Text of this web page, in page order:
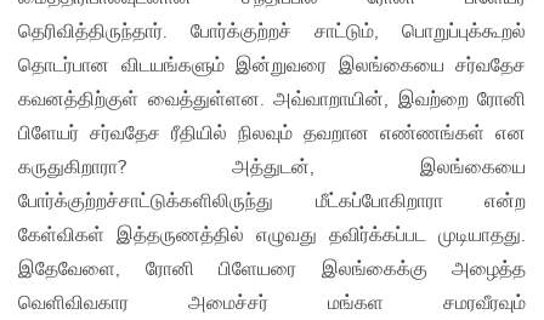
தெரிவித்திருந்தார். போர்க்குற்றச் சாட்டும், பொறுப்புக்கூறல்
தொடர்பான விடயங்களும் இன்றுவரை இலங்கையை சர்வதேச
கவனத்திற்குள் வைத்துள்ளன. அவ்வாறாயின், இவற்றை ரோனி
பிளேயர் சர்வதேச ரீதியில் நிலவும் தவறான எண்ணங்கள் என
கருதுகிறாரா? அத்துடன், இலங்கையை
போர்க்குற்றச்சாட்டுக்களிலிருந்து மீட்கப்போகிறாரா என்ற
கேள்விகள் இத்தருணத்தில் எழுவது தவிர்க்கப்பட முடியாதது.
இதேவேளை, ரோனி பிளேயரை இலங்கைக்கு அழைத்த
வெளிவிவகார அமைச்சர் மங்கள சமரவீரவும்